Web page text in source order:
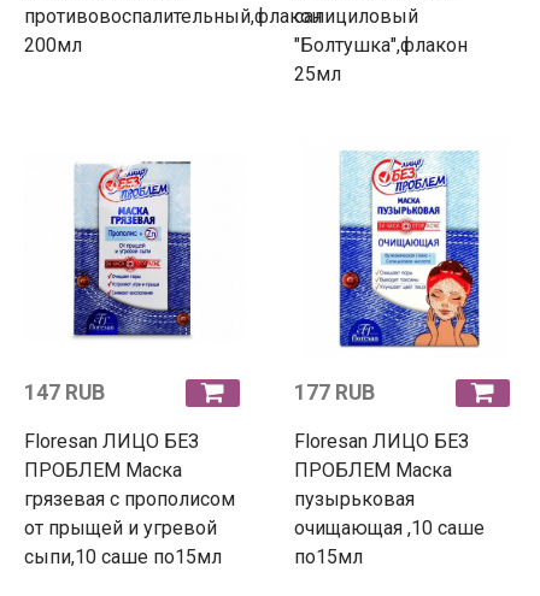
противовоспалительный,флакон
200мл
салициловый
"Болтушка",флакон
25мл
147 RUB
Floresan ЛИЦО БЕЗ
ПРОБЛЕМ Маска
грязевая с прополисом
от прыщей и угревой
сыпи,10 саше по15мл
177 RUB
Floresan ЛИЦО БЕЗ
ПРОБЛЕМ Маска
пузырьковая
очищающая ,10 саше
по15мл